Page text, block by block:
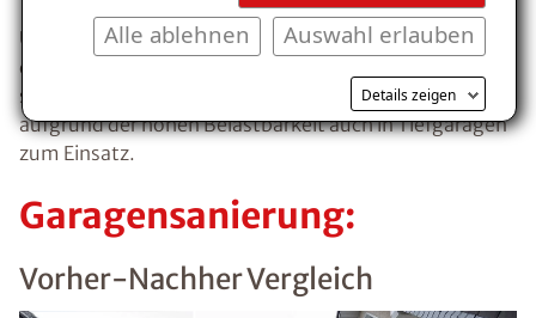
Auswahl erlauben
Alle ablehnen
Details zeigen
Umfangreich geprüft – unabhängig bestätigt. Die bei
der ISOTEC-Garagensanierung eingesetzten Produkte
sind zertifiziert, diffusionsfähig und kommen
aufgrund der hohen Belastbarkeit auch in Tiefgaragen
zum Einsatz.
Garagensanierung:
Vorher-Nachher Vergleich